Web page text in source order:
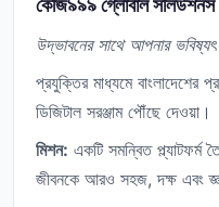
কেজি৯৯৯ গ্লোবাল সলিউশনস
উদ্ভাবনের সাথে আপনার
প্রযুক্তির মাধ্যমে বাংলাদেশের
ডিজিটাল সরঞ্জাম পৌঁছে দেওয়া।
মিশন: একটি সমন্বিত প্ল্যাটফর্ম
জীবনকে আরও সহজ, দক্ষ এবং